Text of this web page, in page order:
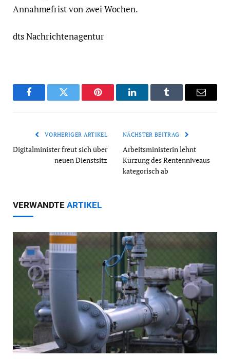
Annahmefrist von zwei Wochen.
dts Nachrichtenagentur
FacebookTwitter Pinterest LinkedInTumblr Email
VORHERIGER ARTIKEL
Digitalminister freut sich über
neuen Dienstsitz
NÄCHSTER BEITRAG
Arbeitsministerin lehnt
Kürzung des Rentenniveaus
kategorisch ab
VERWANDTE ARTIKEL